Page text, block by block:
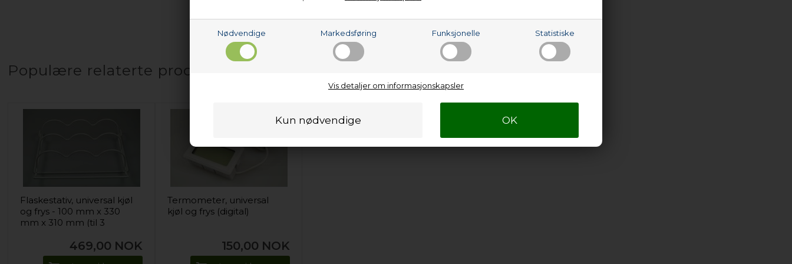
Nødvendige Markedsføring Funksjonelle Statistiske
Vis detaljer om informasjonskapsler
Populære relaterte produkter
Flaskestativ, universal kjøl
og frys - 100 mm x 330
mm x 310 mm (til 3
469,00 NOK
Termometer, universal
kjøl og frys (digital)
150,00 NOK